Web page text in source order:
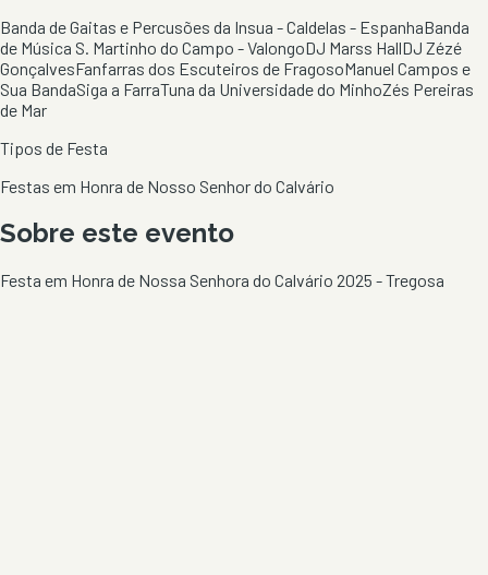
Banda de Gaitas e Percusões da Insua - Caldelas - EspanhaBanda
de Música S. Martinho do Campo - ValongoDJ Marss HallDJ Zézé
GonçalvesFanfarras dos Escuteiros de FragosoManuel Campos e
Sua BandaSiga a FarraTuna da Universidade do MinhoZés Pereiras
de Mar
Tipos de Festa
Festas em Honra de Nosso Senhor do Calvário
Sobre este evento
Festa em Honra de Nossa Senhora do Calvário 2025 - Tregosa